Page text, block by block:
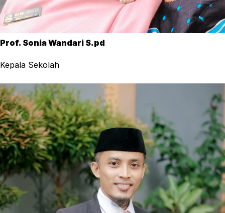
Prof. Sonia Wandari S.pd
Kepala Sekolah